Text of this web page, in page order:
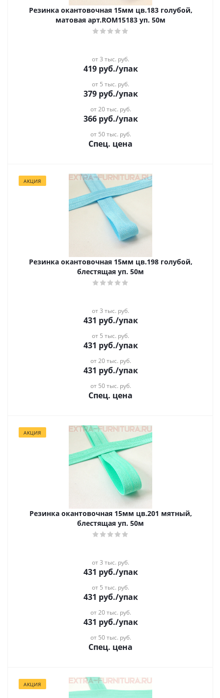
Резинка окантовочная 15мм цв.183 голубой,
матовая арт.ROM15183 уп. 50м
от 3 тыс. руб.
419руб./упак
от 5 тыс. руб.
379руб./упак
от 20 тыс. руб.
366руб./упак
от 50 тыс. руб.
Спец. цена
АКЦИЯ
Резинка окантовочная 15мм цв.198 голубой,
блестящая уп. 50м
от 3 тыс. руб.
431 руб./упак
от 5 тыс. руб.
431 руб./упак
от 20 тыс. руб.
431 руб./упак
от 50 тыс. руб.
Спец. цена
АКЦИЯ
Резинка окантовочная 15мм цв.201 мятный,
блестящая уп. 50м
от 3 тыс. руб.
431 руб./упак
от 5 тыс. руб.
431 руб./упак
от 20 тыс. руб.
431 руб./упак
от 50 тыс. руб.
Спец. цена
АКЦИЯ